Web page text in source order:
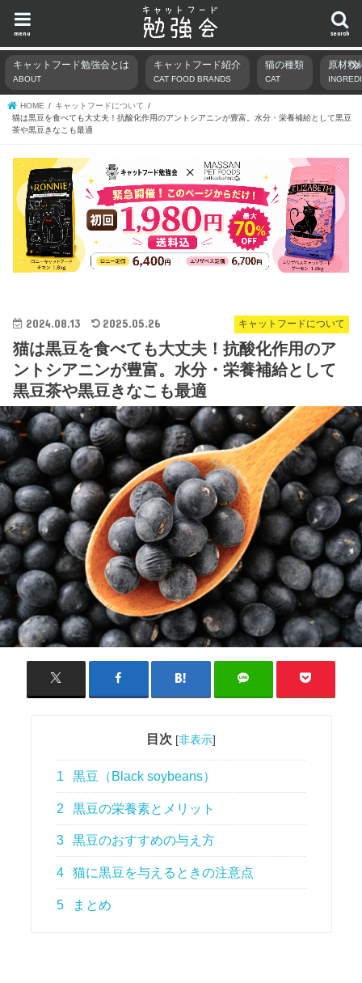
search
menu
キャットフード勉強会とは
ABOUT
キャットフード紹介
CAT FOOD BRANDS
猫の種類
CAT
原材料
HOME
キャットフードについて
猫は黒豆を食べても大丈夫！抗酸化作用のアントシアニンが豊富。水分・栄養補給として黒豆
茶や黒豆きなこも最適
キャットフードについて
2024.08.13 2025.05.26
猫は黒豆を食べても大丈夫！抗酸化作用のア
ントシアニンが豊富。水分・栄養補給として
黒豆茶や黒豆きなこも最適
目次 [非表示]
1 黒豆（Black soybeans）
2 黒豆の栄養素とメリット
3 黒豆のおすすめの与え方
4 猫に黒豆を与えるときの注意点
5 まとめ